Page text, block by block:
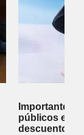
Importante
públicos en
descuentos